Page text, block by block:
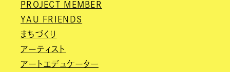
PROJECT MEMBER
YAU FRIENDS
まちづくり
アーティスト
アートエデュケーター